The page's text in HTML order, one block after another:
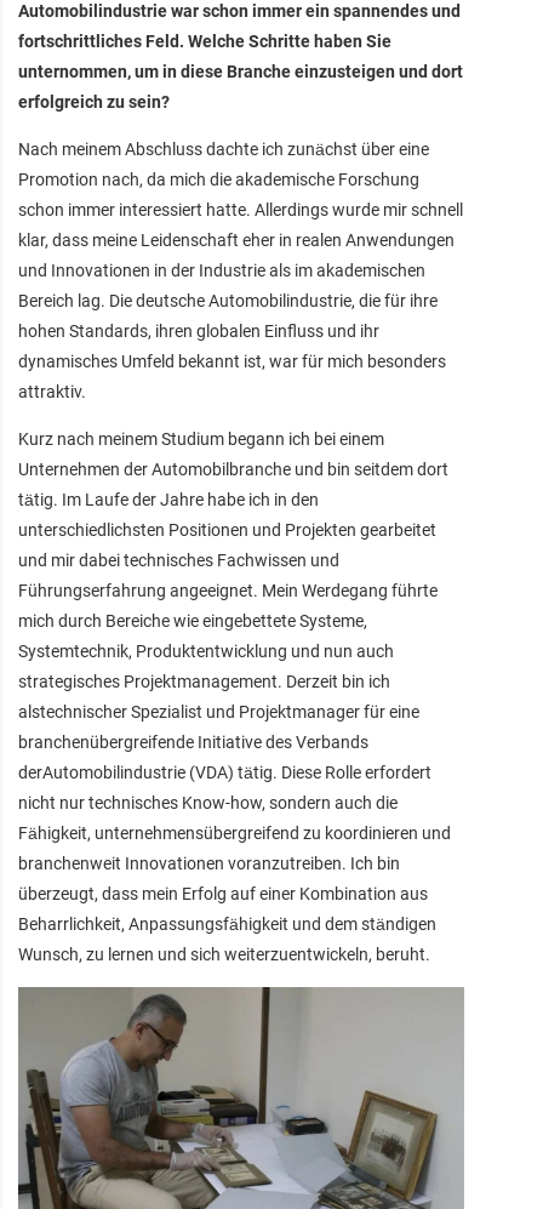
Automobilindustrie war schon immer ein spannendes und
fortschrittliches Feld. Welche Schritte haben Sie
unternommen, um in diese Branche einzusteigen und dort
erfolgreich zu sein?
Nach meinem Abschluss dachte ich zunächst über eine
Promotion nach, da mich die akademische Forschung
schon immer interessiert hatte. Allerdings wurde mir schnell
klar, dass meine Leidenschaft eher in realen Anwendungen
und Innovationen in der Industrie als im akademischen
Bereich lag. Die deutsche Automobilindustrie, die für ihre
hohen Standards, ihren globalen Einfluss und ihr
dynamisches Umfeld bekannt ist, war für mich besonders
attraktiv.
Kurz nach meinem Studium begann ich bei einem
Unternehmen der Automobilbranche und bin seitdem dort
tätig. Im Laufe der Jahre habe ich in den
unterschiedlichsten Positionen und Projekten gearbeitet
und mir dabei technisches Fachwissen und
Führungserfahrung angeeignet. Mein Werdegang führte
mich durch Bereiche wie eingebettete Systeme,
Systemtechnik, Produktentwicklung und nun auch
strategisches Projektmanagement. Derzeit bin ich
alstechnischer Spezialist und Projektmanager für eine
branchenübergreifende Initiative des Verbands
derAutomobilindustrie (VDA) tätig. Diese Rolle erfordert
nicht nur technisches Know-how, sondern auch die
Fähigkeit, unternehmensübergreifend zu koordinieren und
branchenweit Innovationen voranzutreiben. Ich bin
überzeugt, dass mein Erfolg auf einer Kombination aus
Beharrlichkeit, Anpassungsfähigkeit und dem ständigen
Wunsch, zu lernen und sich weiterzuentwickeln, beruht.